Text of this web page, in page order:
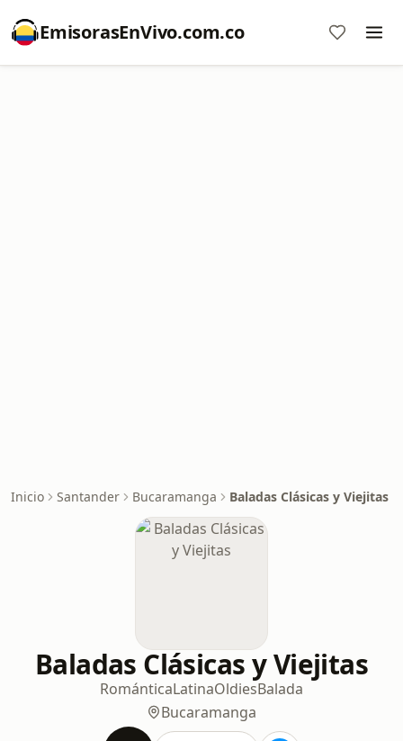
EmisorasEnVivo.com.co
Inicio Santander Bucaramanga Baladas Clásicas y Viejitas
Baladas Clásicas y Viejitas
RománticaLatinaOldiesBalada
Bucaramanga